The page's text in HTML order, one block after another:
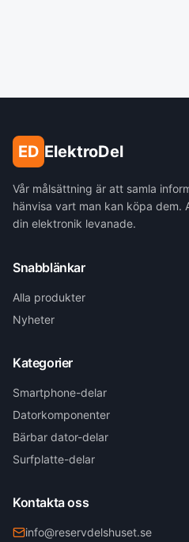
ED ElektroDel
Vår målsättning är att samla
hänvisa vart man kan köpa dem.
din elektronik levanade.
Snabblänkar
Alla produkter
Nyheter
Kategorier
Smartphone-delar
Datorkomponenter
Bärbar dator-delar
Surfplatte-delar
Kontakta oss
info@reservdelshuset.se